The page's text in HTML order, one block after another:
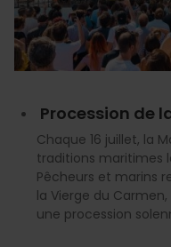
Procession de
Chaque 16 juillet, la
traditions maritimes
Pêcheurs et marins
la Vierge du
une procession